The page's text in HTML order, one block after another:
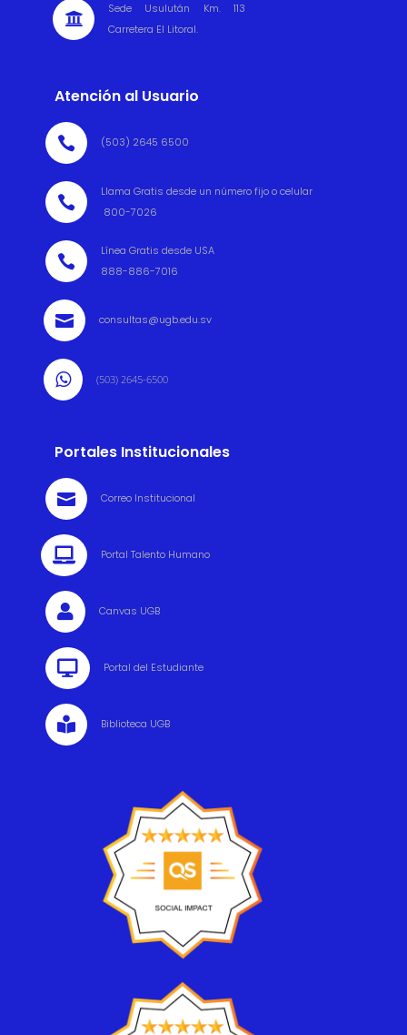

Sede Usulután Km. 113
Carretera El Litoral.
Atención al Usuario
 (503) 2645 6500

Llama Gratis desde un número fijo o celular
800-7026

Línea Gratis desde USA
888-886-7016
 consultas@ugb.edu.sv
 (503) 2645-6500
Portales Institucionales
 Correo Institucional
 Portal Talento Humano
 Canvas UGB
 Portal del Estudiante
 Biblioteca UGB